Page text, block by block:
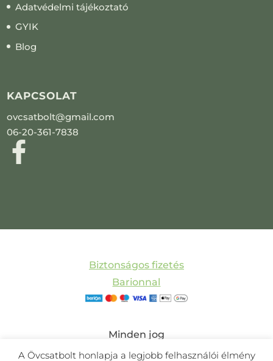
Adatvédelmi tájékoztató
GYIK
Blog
KAPCSOLAT
ovcsatbolt@gmail.com
06-20-361-7838
Biztonságos fizetés
Barionnal
Minden jog
fenntartva! © 2011-
A Övcsatbolt honlapja a legjobb felhasználói élmény